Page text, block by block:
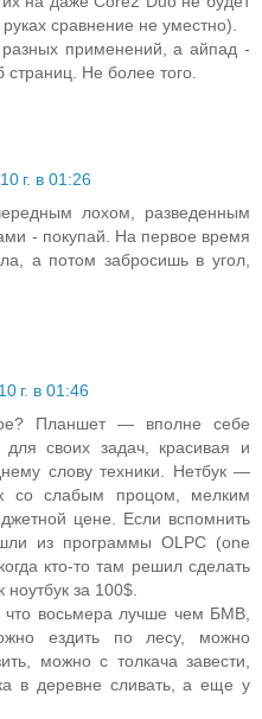
сравнение не уместно).
применений, а айпад -
Не более того.
г. в 01:26
лохом, разведенным
- покупай. На первое время
а потом забросишь в угол,
г. в 01:46
Планшет — вполне себе
своих задач, красивая и
слову техники. Нетбук —
со слабым процом, мелким
цене. Если вспомнить
из программы OLPC (one
кто-то там решил сделать
за 100$.
восьмера лучше чем БМВ,
ездить по лесу, можно
можно с толкача завести,
в деревне сливать, а еще у